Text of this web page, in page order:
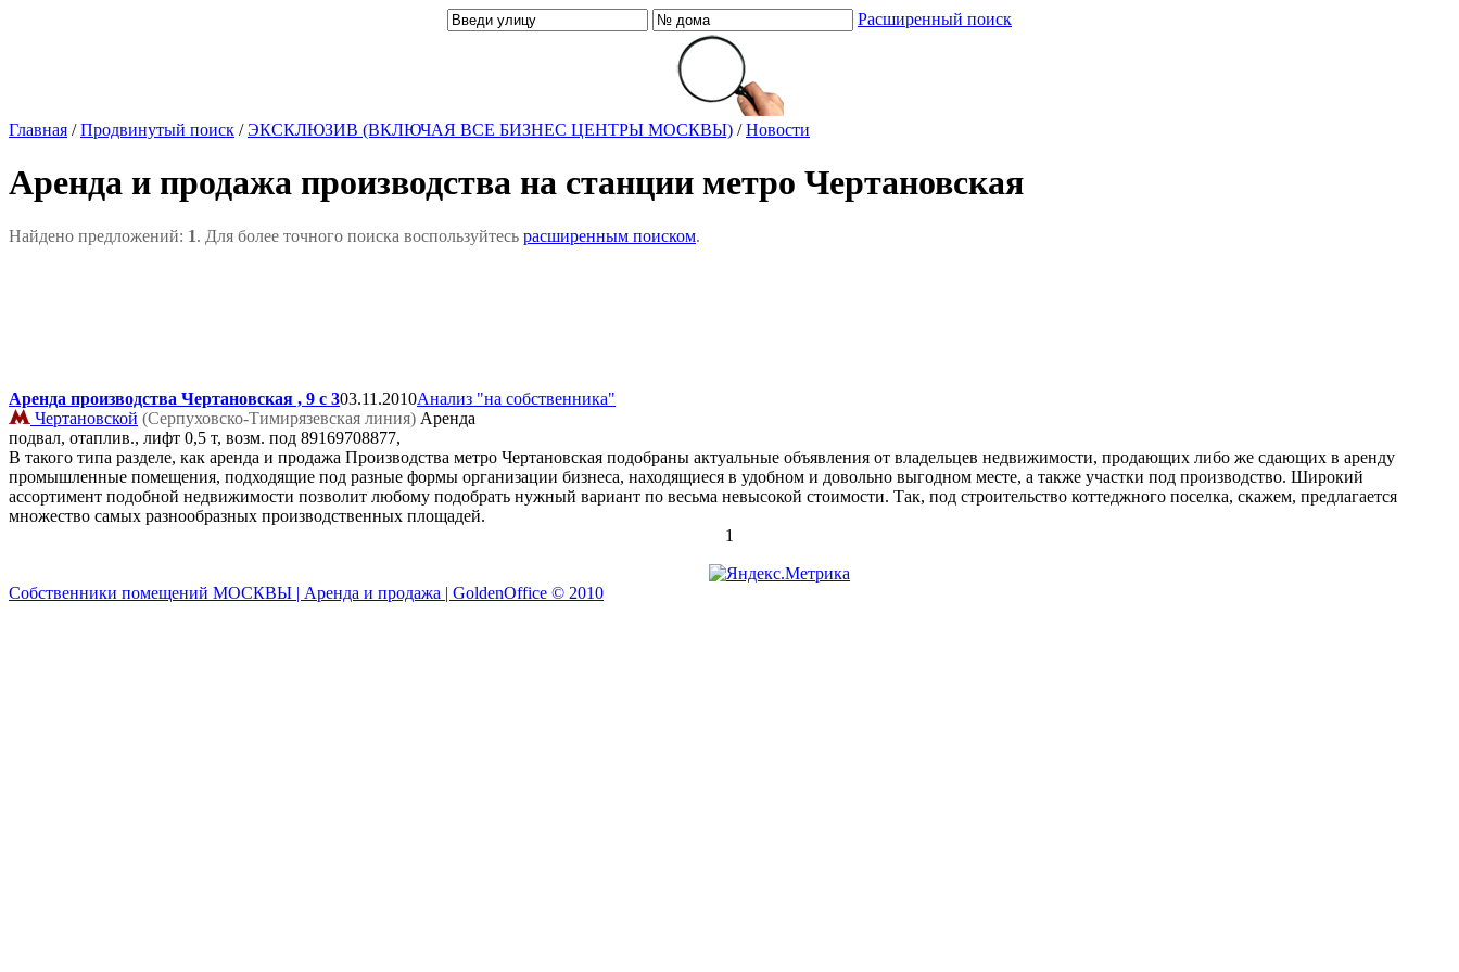
Расширенный поиск
Главная /Продвинутый поиск /ЭКСКЛЮЗИВ (ВКЛЮЧАЯ ВСЕ БИЗНЕС ЦЕНТРЫ МОСКВЫ) /Новости
Аренда и продажа производства на станции метро Чертановская
Найдено предложений: 1. Для более точного поиска воспользуйтесь расширенным поиском.
Аренда производства Чертановская , 9 с 303.11.2010Анализ "на собственника"
Чертановской (Серпуховско-Тимирязевская линия) Аренда
подвал, отаплив., лифт 0,5 т, возм. под 89169708877,
В такого типа разделе, как аренда и продажа Производства метро Чертановская подобраны актуальные объявления от владельцев недвижимости, продающих либо же сдающих в аренду
промышленные помещения, подходящие под разные формы организации бизнеса, находящиеся в удобном и довольно выгодном месте, а также участки под производство. Широкий
ассортимент подобной недвижимости позволит любому подобрать нужный вариант по весьма невысокой стоимости. Так, под строительство коттеджного поселка, скажем, предлагается
множество самых разнообразных производственных площадей.
1
Собственники помещений МОСКВЫ | Аренда и продажа | GoldenOffice © 2010